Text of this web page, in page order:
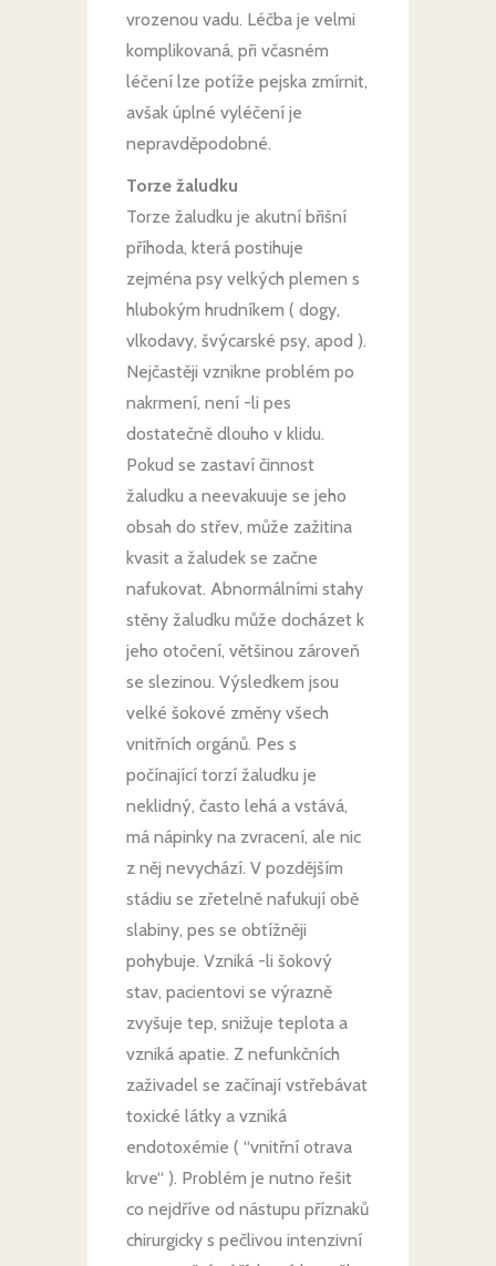
vrozenou vadu. Léčba je velmi
komplikovaná, při včasném
léčení lze potíže pejska zmírnit,
avšak úplné vyléčení je
nepravděpodobné.
Torze žaludku
Torze žaludku je akutní břišní
příhoda, která postihuje
zejména psy velkých plemen s
hlubokým hrudníkem ( dogy,
vlkodavy, švýcarské psy, apod ).
Nejčastěji vznikne problém po
nakrmení, není -li pes
dostatečně dlouho v klidu.
Pokud se zastaví činnost
žaludku a neevakuuje se jeho
obsah do střev, může zažitina
kvasit a žaludek se začne
nafukovat. Abnormálními stahy
stěny žaludku může docházet k
jeho otočení, většinou zároveň
se slezinou. Výsledkem jsou
velké šokové změny všech
vnitřních orgánů. Pes s
počínající torzí žaludku je
neklidný, často lehá a vstává,
má nápinky na zvracení, ale nic
z něj nevychází. V pozdějším
stádiu se zřetelně nafukují obě
slabiny, pes se obtížněji
pohybuje. Vzniká -li šokový
stav, pacientovi se výrazně
zvyšuje tep, snižuje teplota a
vzniká apatie. Z nefunkčních
zaživadel se začínají vstřebávat
toxické látky a vzniká
endotoxémie ( “vnitřní otrava
krve“ ). Problém je nutno řešit
co nejdříve od nástupu příznaků
chirurgicky s pečlivou intenzivní